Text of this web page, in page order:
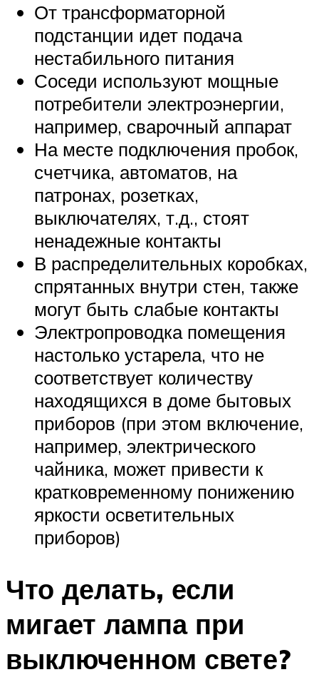
От трансформаторной
подстанции идет подача
нестабильного питания
Соседи используют мощные
потребители электроэнергии,
например, сварочный аппарат
На месте подключения пробок,
счетчика, автоматов, на
патронах, розетках,
выключателях, т.д., стоят
ненадежные контакты
В распределительных коробках,
спрятанных внутри стен, также
могут быть слабые контакты
Электропроводка помещения
настолько устарела, что не
соответствует количеству
находящихся в доме бытовых
приборов (при этом включение,
например, электрического
чайника, может привести к
кратковременному понижению
яркости осветительных
приборов)
Что делать, если
мигает лампа при
выключенном свете?